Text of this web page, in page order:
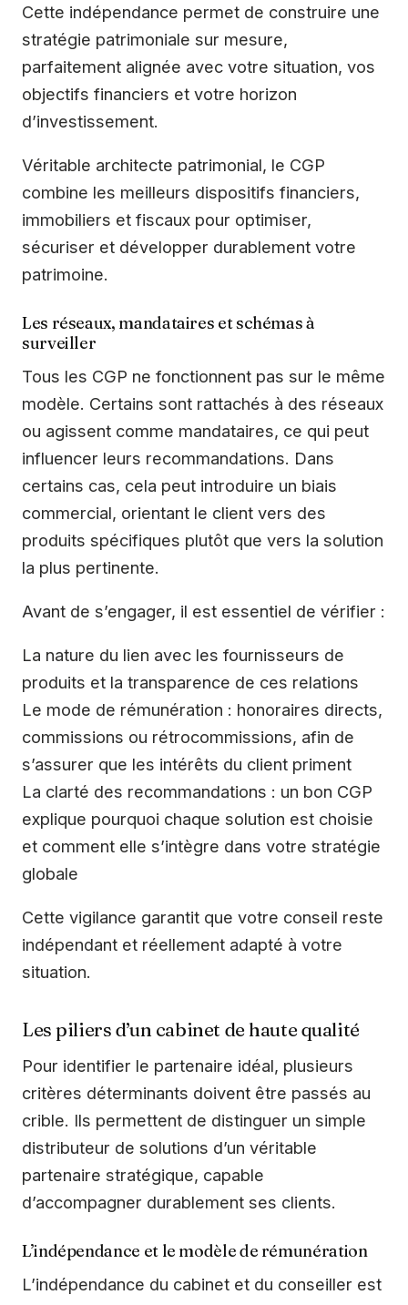
Cette indépendance permet de construire une
stratégie patrimoniale sur mesure,
parfaitement alignée avec votre situation, vos
objectifs financiers et votre horizon
d’investissement.
Véritable architecte patrimonial, le CGP
combine les meilleurs dispositifs financiers,
immobiliers et fiscaux pour optimiser,
sécuriser et développer durablement votre
patrimoine.
Les réseaux, mandataires et schémas à
surveiller
Tous les CGP ne fonctionnent pas sur le même
modèle. Certains sont rattachés à des réseaux
ou agissent comme mandataires, ce qui peut
influencer leurs recommandations. Dans
certains cas, cela peut introduire un biais
commercial, orientant le client vers des
produits spécifiques plutôt que vers la solution
la plus pertinente.
Avant de s’engager, il est essentiel de vérifier :
La nature du lien avec les fournisseurs de
produits et la transparence de ces relations
Le mode de rémunération : honoraires directs,
commissions ou rétrocommissions, afin de
s’assurer que les intérêts du client priment
La clarté des recommandations : un bon CGP
explique pourquoi chaque solution est choisie
et comment elle s’intègre dans votre stratégie
globale
Cette vigilance garantit que votre conseil reste
indépendant et réellement adapté à votre
situation.
Les piliers d’un cabinet de haute qualité
Pour identifier le partenaire idéal, plusieurs
critères déterminants doivent être passés au
crible. Ils permettent de distinguer un simple
distributeur de solutions d’un véritable
partenaire stratégique, capable
d’accompagner durablement ses clients.
L’indépendance et le modèle de rémunération
L’indépendance du cabinet et du conseiller est